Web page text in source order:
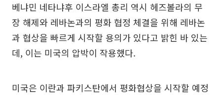
베냐민 네타냐후 이스라엘 총리 역시 헤즈볼라의 무
장 해제와 레바논과의 평화 협정 체결을 위해 레바논
과 협상을 빠르게 시작할 용의가 있다고 밝힌 바 있는
데, 이는 미국의 압박이 작용했다.
미국은 이란과 파키스탄에서 평화협상을 시작할 예정